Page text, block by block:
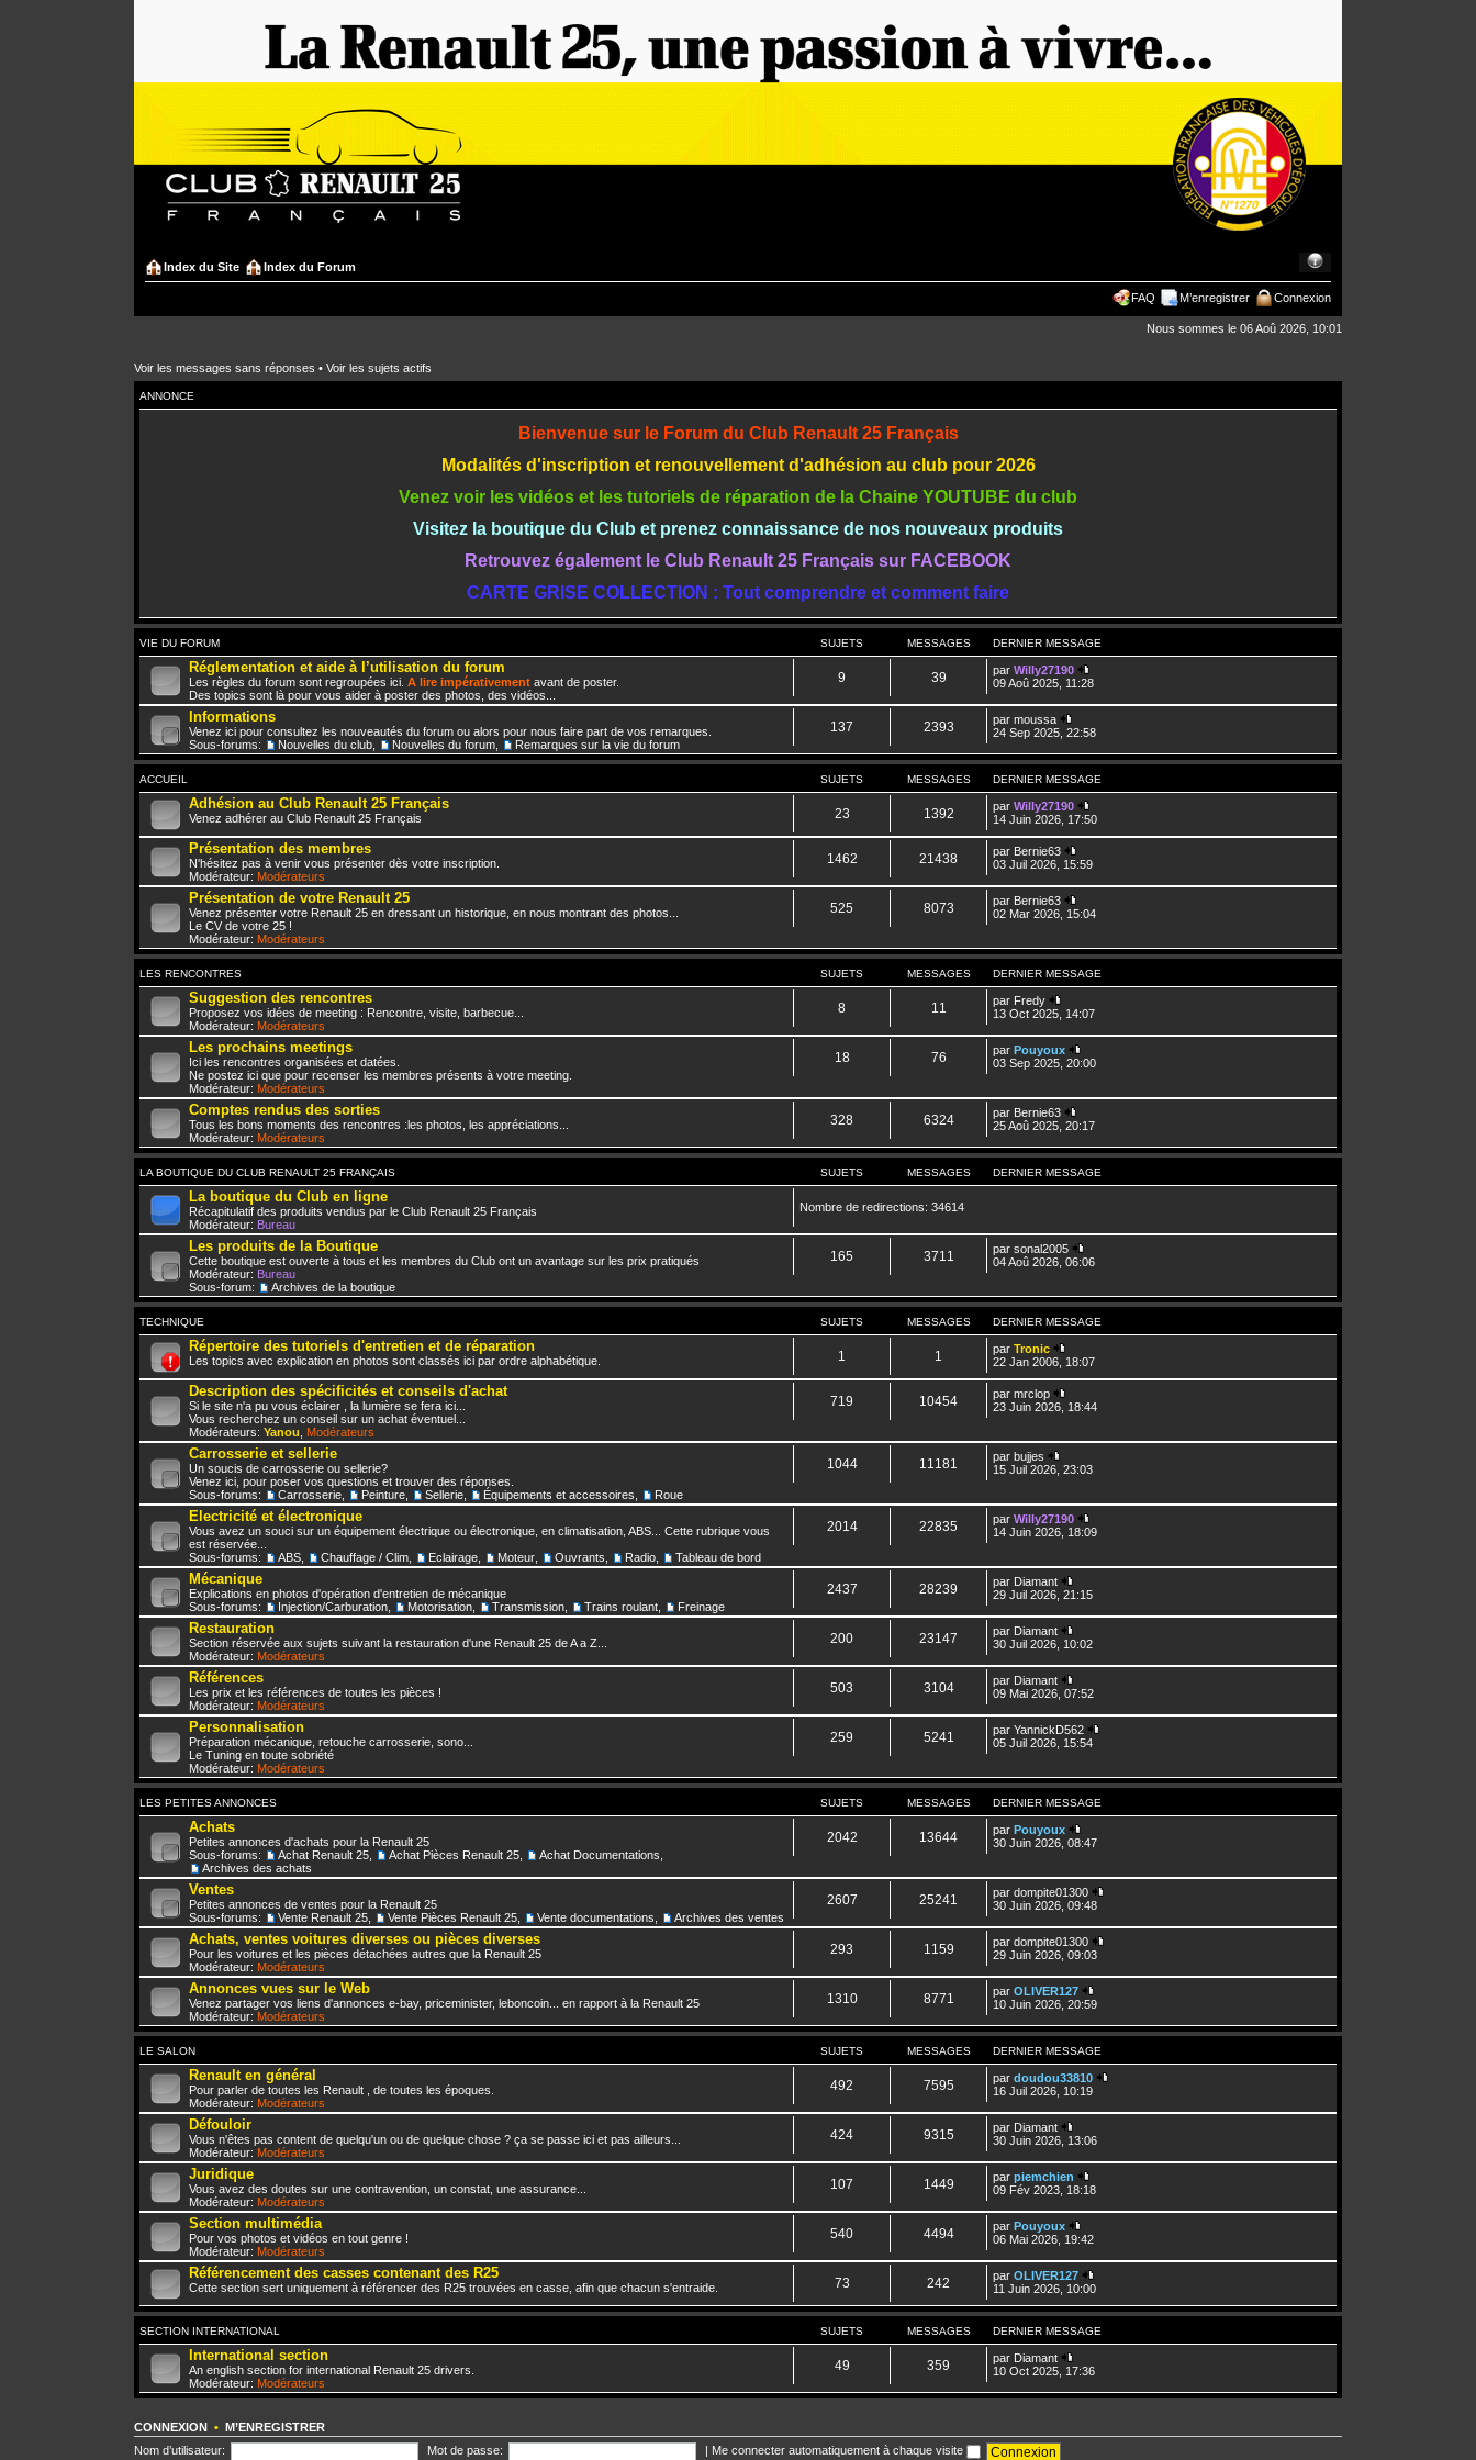
Index du Site Index du Forum
FAQ M’enregistrer Connexion
Nous sommes le 06 Aoû 2026, 10:01
Voir les messages sans réponses • Voir les sujets actifs
ANNONCE
Bienvenue sur le Forum du Club Renault 25 Français
Modalités d'inscription et renouvellement d'adhésion au club pour 2026
Venez voir les vidéos et les tutoriels de réparation de la Chaine YOUTUBE du club
Visitez la boutique du Club et prenez connaissance de nos nouveaux produits
Retrouvez également le Club Renault 25 Français sur FACEBOOK
CARTE GRISE COLLECTION : Tout comprendre et comment faire
VIE DU FORUM SUJETS MESSAGES DERNIER MESSAGE
Réglementation et aide à l’utilisation du forum
Les règles du forum sont regroupées ici. A lire impérativement avant de poster.
Des topics sont là pour vous aider à poster des photos, des vidéos...
9 39 parWilly27190
09 Aoû 2025, 11:28
Informations
Venez ici pour consultez les nouveautés du forum ou alors pour nous faire part de vos remarques.
Sous-forums:
Nouvelles du club Nouvelles du forum Remarques sur la vie du forum
137 2393 parmoussa
24 Sep 2025, 22:58
ACCUEIL SUJETS MESSAGES DERNIER MESSAGE
Adhésion au Club Renault 25 Français
Venez adhérer au Club Renault 25 Français 23 1392 parWilly27190
14 Juin 2026, 17:50
Présentation des membres
N'hésitez pas à venir vous présenter dès votre inscription.
Modérateur: Modérateurs
1462 21438 par Bernie63
03 Juil 2026, 15:59
Présentation de votre Renault 25
Venez présenter votre Renault 25 en dressant un historique, en nous montrant des photos...
Le CV de votre 25 !
Modérateur: Modérateurs
525 8073 par Bernie63
02 Mar 2026, 15:04
LES RENCONTRES SUJETS MESSAGES DERNIER MESSAGE
Suggestion des rencontres
Proposez vos idées de meeting : Rencontre, visite, barbecue...
Modérateur: Modérateurs
8 11 par Fredy
13 Oct 2025, 14:07
Les prochains meetings
Ici les rencontres organisées et datées.
Ne postez ici que pour recenser les membres présents à votre meeting.
Modérateur: Modérateurs
18 76 parPouyoux
03 Sep 2025, 20:00
Comptes rendus des sorties
Tous les bons moments des rencontres :les photos, les appréciations...
Modérateur: Modérateurs
328 6324 par Bernie63
25 Aoû 2025, 20:17
LA BOUTIQUE DU CLUB RENAULT 25 FRANÇAIS SUJETS MESSAGES DERNIER MESSAGE
La boutique du Club en ligne
Récapitulatif des produits vendus par le Club Renault 25 Français
Modérateur: Bureau
Nombre de redirections: 34614
Les produits de la Boutique
Cette boutique est ouverte à tous et les membres du Club ont un avantage sur les prix pratiqués
Modérateur: Bureau
Sous-forum:
Archives de la boutique
165 3711 parsonal2005
04 Aoû 2026, 06:06
TECHNIQUE SUJETS MESSAGES DERNIER MESSAGE
Répertoire des tutoriels d'entretien et de réparation
Les topics avec explication en photos sont classés ici par ordre alphabétique. 1 1 parTronic
22 Jan 2006, 18:07
Description des spécificités et conseils d'achat
Si le site n'a pu vous éclairer , la lumière se fera ici...
Vous recherchez un conseil sur un achat éventuel...
Modérateurs: Yanou Modérateurs
719 10454 parmrclop
23 Juin 2026, 18:44
Carrosserie et sellerie
Un soucis de carrosserie ou sellerie?
Venez ici, pour poser vos questions et trouver des réponses.
Sous-forums:
Carrosserie Peinture Sellerie Équipements et accessoires Roue
1044 11181 parbujjes
15 Juil 2026, 23:03
Electricité et électronique
Vous avez un souci sur un équipement électrique ou électronique, en climatisation, ABS... Cette rubrique vous
est réservée...
Sous-forums:
ABS Chauffage / Clim Eclairage Moteur Ouvrants Radio Tableau de bord
2014 22835 parWilly27190
14 Juin 2026, 18:09
Mécanique
Explications en photos d'opération d'entretien de mécanique
Sous-forums:
Injection/Carburation Motorisation Transmission Trains roulant Freinage
2437 28239 par Diamant
29 Juil 2026, 21:15
Restauration
Section réservée aux sujets suivant la restauration d'une Renault 25 de A a Z...
Modérateur: Modérateurs
200 23147 par Diamant
30 Juil 2026, 10:02
Références
Les prix et les références de toutes les pièces !
Modérateur: Modérateurs
503 3104 par Diamant
09 Mai 2026, 07:52
Personnalisation
Préparation mécanique, retouche carrosserie, sono...
Le Tuning en toute sobriété
Modérateur: Modérateurs
259 5241 parYannickD562
05 Juil 2026, 15:54
LES PETITES ANNONCES SUJETS MESSAGES DERNIER MESSAGE
Achats
Petites annonces d'achats pour la Renault 25
Sous-forums:
Achat Renault 25 Achat Pièces Renault 25 Achat Documentations
Archives des achats
2042 13644 parPouyoux
30 Juin 2026, 08:47
Ventes
Petites annonces de ventes pour la Renault 25
Sous-forums:
Vente Renault 25 Vente Pièces Renault 25 Vente documentations Archives des ventes
2607 25241 pardompite01300
30 Juin 2026, 09:48
Achats, ventes voitures diverses ou pièces diverses
Pour les voitures et les pièces détachées autres que la Renault 25
Modérateur: Modérateurs
293 1159 pardompite01300
29 Juin 2026, 09:03
Annonces vues sur le Web
Venez partager vos liens d'annonces e-bay, priceminister, leboncoin... en rapport à la Renault 25
Modérateur: Modérateurs
1310 8771 parOLIVER127
10 Juin 2026, 20:59
LE SALON SUJETS MESSAGES DERNIER MESSAGE
Renault en général
Pour parler de toutes les Renault , de toutes les époques.
Modérateur: Modérateurs
492 7595 pardoudou33810
16 Juil 2026, 10:19
Défouloir
Vous n'êtes pas content de quelqu'un ou de quelque chose ? ça se passe ici et pas ailleurs...
Modérateur: Modérateurs
424 9315 par Diamant
30 Juin 2026, 13:06
Juridique
Vous avez des doutes sur une contravention, un constat, une assurance...
Modérateur: Modérateurs
107 1449 parpiemchien
09 Fév 2023, 18:18
Section multimédia
Pour vos photos et vidéos en tout genre !
Modérateur: Modérateurs
540 4494 parPouyoux
06 Mai 2026, 19:42
Référencement des casses contenant des R25
Cette section sert uniquement à référencer des R25 trouvées en casse, afin que chacun s'entraide. 73 242 parOLIVER127
11 Juin 2026, 10:00
SECTION INTERNATIONAL SUJETS MESSAGES DERNIER MESSAGE
International section
An english section for international Renault 25 drivers.
Modérateur: Modérateurs
49 359 par Diamant
10 Oct 2025, 17:36
CONNEXION • M’ENREGISTRER
Nom d’utilisateur:
Mot de passe: Me connecter automatiquement à chaque visite